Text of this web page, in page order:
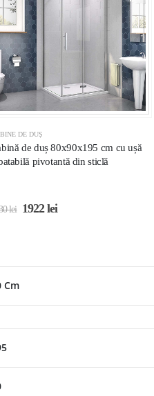
DE DUȘ
de duș 80x90x195 cm cu ușă
pivotantă din sticlă
lei 1922lei
Cm